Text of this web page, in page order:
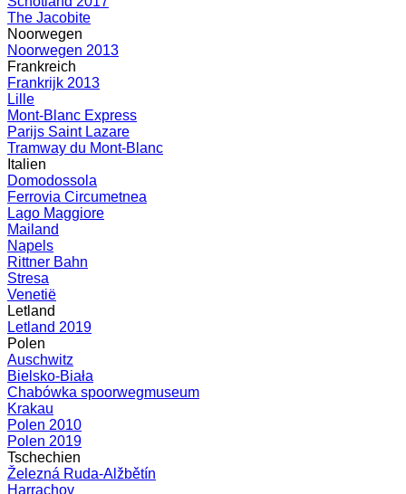
The Jacobite
Noorwegen
Noorwegen 2013
Frankreich
Frankrijk 2013
Lille
Mont-Blanc Express
Parijs Saint Lazare
Tramway du Mont-Blanc
Italien
Domodossola
Ferrovia Circumetnea
Lago Maggiore
Mailand
Napels
Rittner Bahn
Stresa
Venetië
Letland
Letland 2019
Polen
Auschwitz
Bielsko-Biała
Chabówka spoorwegmuseum
Krakau
Polen 2010
Polen 2019
Tschechien
Železná Ruda-Alžbětín
Harrachov